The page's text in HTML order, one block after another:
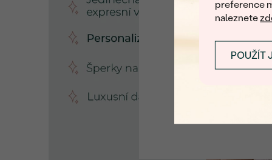
preference
naleznete
POUŽÍT